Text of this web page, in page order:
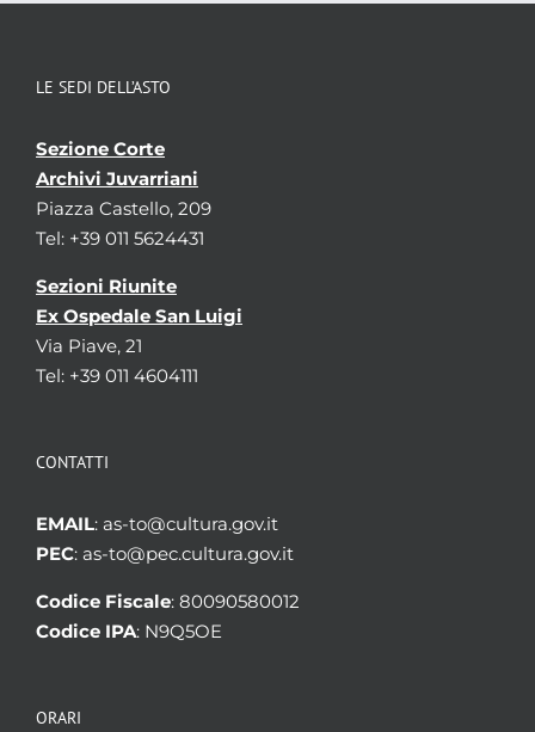
Visualizza tutte le unità archivistiche
LE SEDI DELL’ASTO
Sezione Corte
Archivi Juvarriani
Piazza Castello, 209
Tel: +39 011 5624431
Sezioni Riunite
Ex Ospedale San Luigi
Via Piave, 21
Tel: +39 011 4604111
CONTATTI
EMAIL: as-to@cultura.gov.it
PEC: as-to@pec.cultura.gov.it
Codice Fiscale: 80090580012
Codice IPA: N9Q5OE
ORARI